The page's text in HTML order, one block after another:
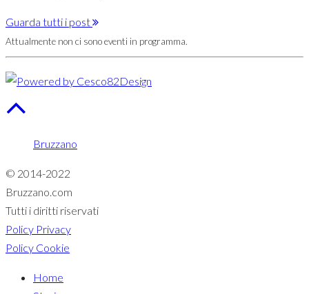
Guarda tutti i post
Attualmente non ci sono eventi in programma.
Bruzzano
© 2014-2022
Bruzzano.com
Tutti i diritti riservati
Policy Privacy
Policy Cookie
Home